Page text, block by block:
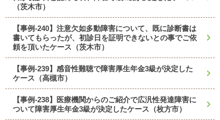
（茨木市）
【事例-240】注意欠如多動障害について、既に診断書は
書いてもらったが、初診日を証明できないとの事でご依
頼を頂いたケース（茨木市）
【事例-239】感音性難聴で障害厚生年金3級が決定した
ケース（高槻市）
【事例-238】医療機関からのご紹介で広汎性発達障害に
ついて障害厚生年金3級が決定したケース（枚方市）